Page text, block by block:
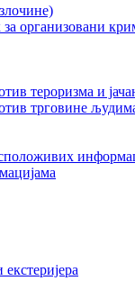
организовани
тероризма и
трговине